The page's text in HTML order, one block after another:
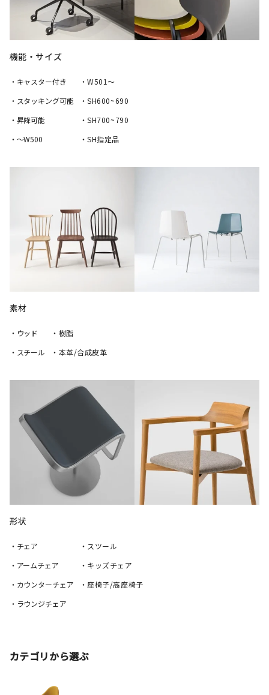
機能・サイズ
・キャスター付き
・スタッキング可能
・昇降可能
・〜W500
・W501〜
・SH600~690
・SH700~790
・SH指定品
素材
・ウッド
・スチール
・樹脂
・本革/合成皮革
形状
・チェア
・アームチェア
・カウンターチェア
・ラウンジチェア
・スツール
・キッズチェア
・座椅子/高座椅子
カテゴリから選ぶ